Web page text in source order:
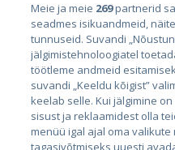
Страны
Эстония
Латвия
Литва
Meie ja meie 269partnerid
seadmes isikuandmeid,
tunnuseid. Suvandi
jälgimistehnoloogiatel
töötleme andmeid
suvandi „Keeldu kõigist”
keelab selle. Kui jälgimine
sisust ja reklaamidest olla
menüü igal ajal oma
tagasivõtmiseks uuesti